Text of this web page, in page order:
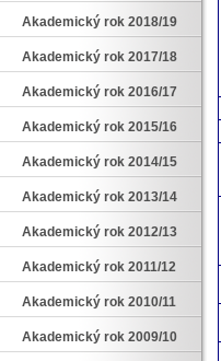
Akademický rok 2018/19
Akademický rok 2017/18
Akademický rok 2016/17
Akademický rok 2015/16
Akademický rok 2014/15
Akademický rok 2013/14
Akademický rok 2012/13
Akademický rok 2011/12
Akademický rok 2010/11
Akademický rok 2009/10